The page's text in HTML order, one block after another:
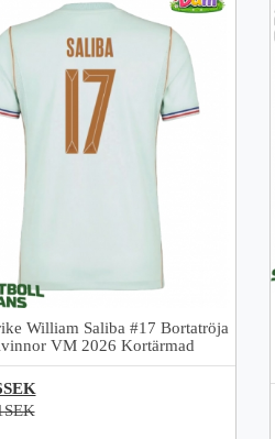
William Saliba #17 Bortatröja
VM 2026 Kortärmad